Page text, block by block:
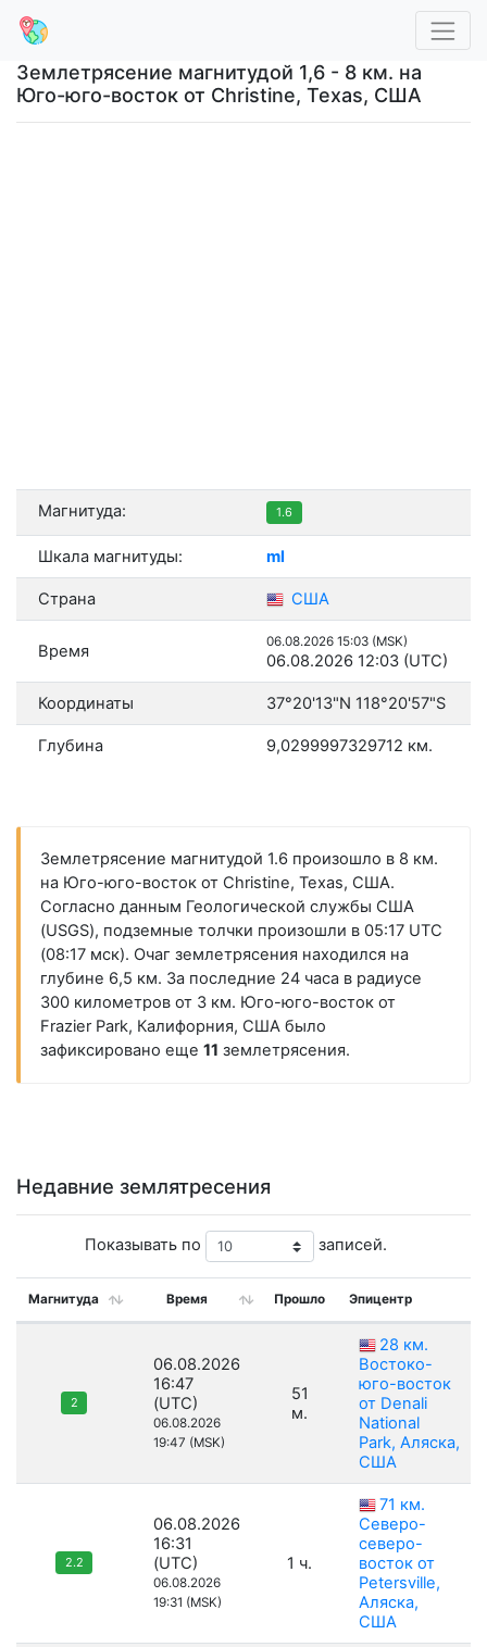
Землетрясение магнитудой 1,6 - 8 км. на
Юго-юго-восток от Christine, Texas, США
Магнитуда: 1.6
Шкала магнитуды: ml
Страна США
Время 06.08.2026 15:03 (MSK)
06.08.2026 12:03 (UTC)
Координаты 37°20'13"N 118°20'57"S
Глубина 9,0299997329712 км.
Землетрясение магнитудой 1.6 произошло в 8 км.
на Юго-юго-восток от Christine, Texas, США.
Согласно данным Геологической службы США
(USGS), подземные толчки произошли в 05:17 UTC
(08:17 мск). Очаг землетрясения находился на
глубине 6,5 км. За последние 24 часа в радиусе
300 километров от 3 км. Юго-юго-восток от
Frazier Park, Калифорния, США было
зафиксировано еще 11 землетрясения.
Недавние землятресения
Показывать по записей.
Магнитуда Время Прошло Эпицентр
2
06.08.2026
16:47
(UTC)
06.08.2026
19:47 (MSK)
51
м.
28 км.
Востоко-
юго-восток
от Denali
National
Park, Аляска,
США
2.2
06.08.2026
16:31
(UTC)
06.08.2026
19:31 (MSK)
1 ч.
71 км.
Северо-
северо-
восток от
Petersville,
Аляска,
США